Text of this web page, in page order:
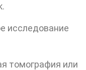
исследование
томография или